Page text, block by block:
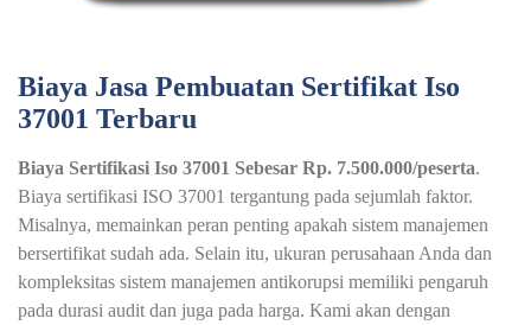
Biaya Jasa Pembuatan Sertifikat Iso
37001 Terbaru
Biaya Sertifikasi Iso 37001 Sebesar Rp. 7.500.000/peserta.
Biaya sertifikasi ISO 37001 tergantung pada sejumlah faktor.
Misalnya, memainkan peran penting apakah sistem manajemen
bersertifikat sudah ada. Selain itu, ukuran perusahaan Anda dan
kompleksitas sistem manajemen antikorupsi memiliki pengaruh
pada durasi audit dan juga pada harga. Kami akan dengan